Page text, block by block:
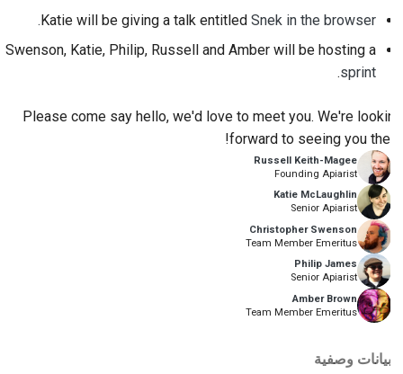
إعادة إنتاج مشكلة 2017
2016
2014
2013
Russell Keith-Magee
Founding Apiarist
Katie McLaughlin
Senior Apiarist
Christopher Swenson
Team Member Emeritus
Philip James
Senior Apiarist
Amber Brown
Team Member Emeritus
بيانات وصفية
Katie will be giving a talk entitled Snek in the browser.
Swenson, Katie, Philip, Russell and Amber will be hosting a
sprint
.
Please come say hello, we'd love to meet you. We're looking
forward to seeing you there!